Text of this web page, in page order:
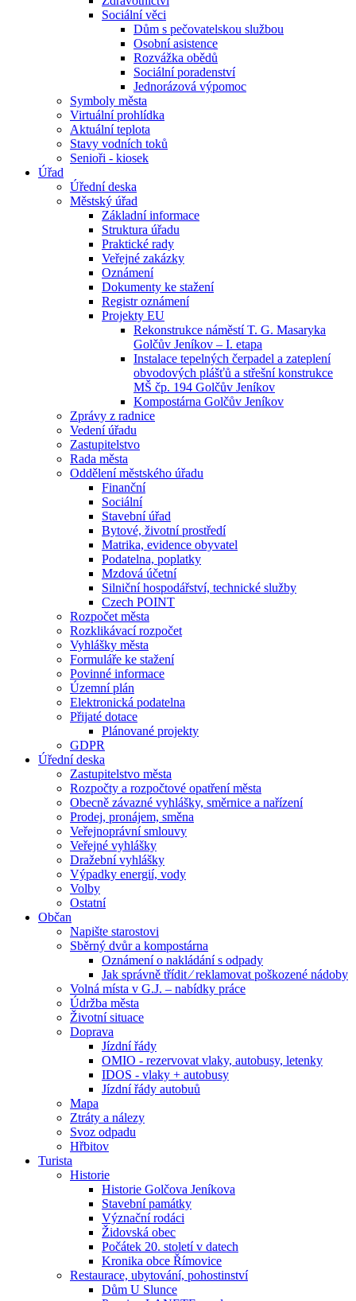
Sociální věci
Dům s pečovatelskou službou
Osobní asistence
Rozvážka obědů
Sociální poradenství
Jednorázová výpomoc
Symboly města
Virtuální prohlídka
Aktuální teplota
Stavy vodních toků
Senioři - kiosek
Úřad
Úřední deska
Městský úřad
Základní informace
Struktura úřadu
Praktické rady
Veřejné zakázky
Oznámení
Dokumenty ke stažení
Registr oznámení
Projekty EU
Rekonstrukce náměstí T. G. Masaryka
Golčův Jeníkov – I. etapa
Instalace tepelných čerpadel a zateplení
obvodových plášťů a střešní konstrukce
MŠ čp. 194 Golčův Jeníkov
Kompostárna Golčův Jeníkov
Zprávy z radnice
Vedení úřadu
Zastupitelstvo
Rada města
Oddělení městského úřadu
Finanční
Sociální
Stavební úřad
Bytové, životní prostředí
Matrika, evidence obyvatel
Podatelna, poplatky
Mzdová účetní
Silniční hospodářství, technické služby
Czech POINT
Rozpočet města
Rozklikávací rozpočet
Vyhlášky města
Formuláře ke stažení
Povinné informace
Územní plán
Elektronická podatelna
Přijaté dotace
Plánované projekty
GDPR
Úřední deska
Zastupitelstvo města
Rozpočty a rozpočtové opatření města
Obecně závazné vyhlášky, směrnice a nařízení
Prodej, pronájem, směna
Veřejnoprávní smlouvy
Veřejné vyhlášky
Dražební vyhlášky
Výpadky energií, vody
Volby
Ostatní
Občan
Napište starostovi
Sběrný dvůr a kompostárna
Oznámení o nakládání s odpady
Jak správně třídit ⁄ reklamovat poškozené nádoby
Volná místa v G.J. – nabídky práce
Údržba města
Životní situace
Doprava
Jízdní řády
OMIO - rezervovat vlaky, autobusy, letenky
IDOS - vlaky + autobusy
Jízdní řády autobuů
Mapa
Ztráty a nálezy
Svoz odpadu
Hřbitov
Turista
Historie
Historie Golčova Jeníkova
Stavební památky
Význační rodáci
Židovská obec
Počátek 20. století v datech
Kronika obce Římovice
Restaurace, ubytování, pohostinství
Dům U Slunce